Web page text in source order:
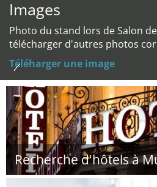
Images
Photo du stand lors de Salon
télécharger d'autres photos
Téléharger une image
Recherche d'hôtels à